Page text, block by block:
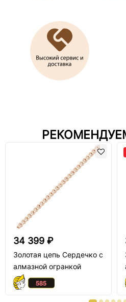
34 399 ₽
Золотая цепь Сердечко с
алмазной огранкой